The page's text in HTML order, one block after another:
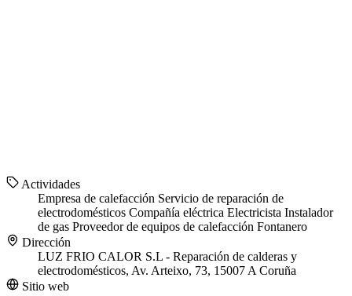
Actividades
Empresa de calefacción Servicio de reparación de
electrodomésticos Compañía eléctrica Electricista Instalador
de gas Proveedor de equipos de calefacción Fontanero
Dirección
LUZ FRIO CALOR S.L - Reparación de calderas y
electrodomésticos, Av. Arteixo, 73, 15007 A Coruña
Sitio web